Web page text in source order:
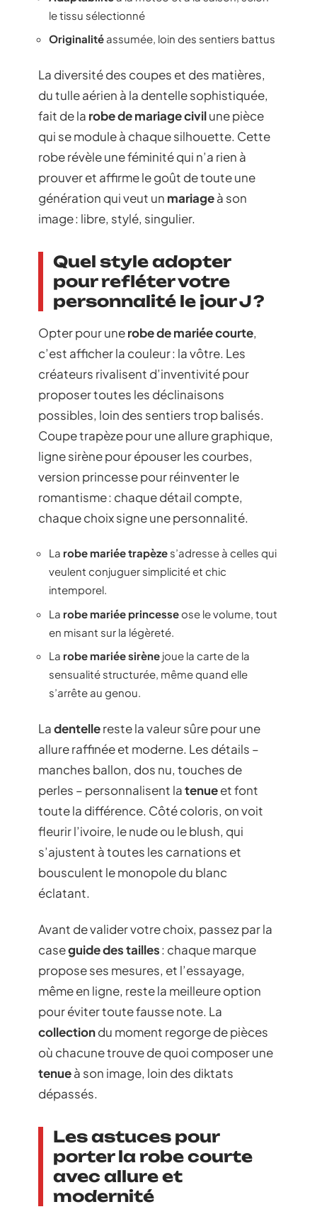
le tissu sélectionné
Originalité assumée, loin des sentiers battus
La diversité des coupes et des matières,
du tulle aérien à la dentelle sophistiquée,
fait de la robe de mariage civilune pièce
qui se module à chaque silhouette. Cette
robe révèle une féminité qui n’a rien à
prouver et affirme le goût de toute une
génération qui veut un mariageà son
image : libre, stylé, singulier.
Quel style adopter
pour refléter votre
personnalité le jour J ?
Opter pour unerobe de mariée courte,
c’est afficher la couleur : la vôtre. Les
créateurs rivalisent d’inventivité pour
proposer toutes les déclinaisons
possibles, loin des sentiers trop balisés.
Coupe trapèze pour une allure graphique,
ligne sirène pour épouser les courbes,
version princesse pour réinventer le
romantisme : chaque détail compte,
chaque choix signe une personnalité.
La robe mariée trapèze s’adresse à celles qui
veulent conjuguer simplicité et chic
intemporel.
La robe mariée princesseose le volume, tout
en misant sur la légèreté.
La robe mariée sirène joue la carte de la
sensualité structurée, même quand elle
s’arrête au genou.
Ladentellereste la valeur sûre pour une
allure raffinée et moderne. Les détails –
manches ballon, dos nu, touches de
perles – personnalisent latenueet font
toute la différence. Côté coloris, on voit
fleurir l’ivoire, le nude ou le blush, qui
s’ajustent à toutes les carnations et
bousculent le monopole du blanc
éclatant.
Avant de valider votre choix, passez par la
caseguide des tailles: chaque marque
propose ses mesures, et l’essayage,
même en ligne, reste la meilleure option
pour éviter toute fausse note. La
collectiondu moment regorge de pièces
où chacune trouve de quoi composer une
tenueà son image, loin des diktats
dépassés.
Les astuces pour
porter la robe courte
avec allure et
modernité